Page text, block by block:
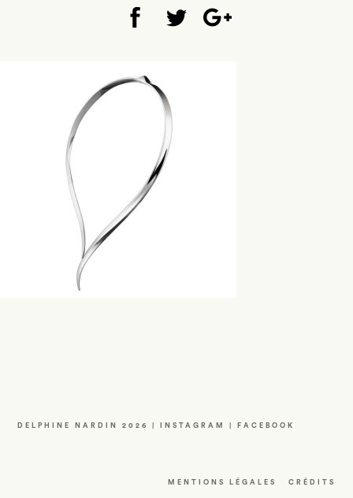
DELPHINE NARDIN 2026 | INSTAGRAM FACEBOOK
MENTIONS LÉGALES CRÉDITS